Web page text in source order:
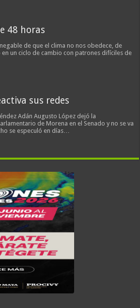
48 horas
de que el clima no nos obedece, de
en un ciclo de cambio con patrones difíciles de
sus redes
Adán Augusto López dejó la
de Morena en el Senado y no se va
se especuló en días…